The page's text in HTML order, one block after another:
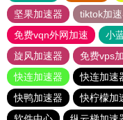
坚果加速器
tiktok加
免费vqn外网加速
小
旋风加速器
免费vps
快连加速器
快连加速
快鸭加速器
快柠檬加